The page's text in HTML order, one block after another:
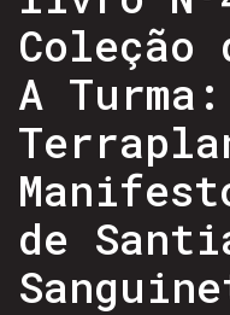
Coleção
A Turma:
de